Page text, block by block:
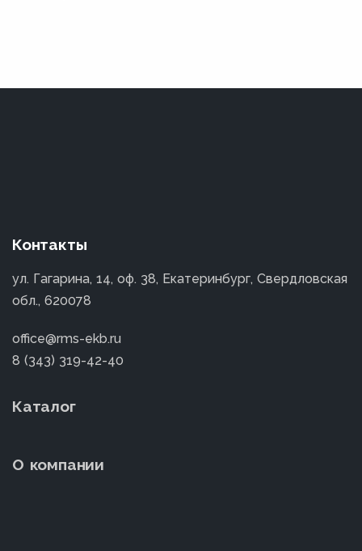
Контакты
ул. Гагарина, 14, оф. 38, Екатеринбург, Свердловская
обл., 620078
office@rms-ekb.ru
8 (343) 319-42-40
Каталог
О компании